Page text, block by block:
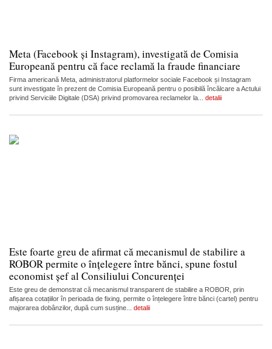
Meta (Facebook și Instagram), investigată de Comisia
Europeană pentru că face reclamă la fraude financiare
Firma americană Meta, administratorul platformelor sociale Facebook și Instagram
sunt investigate în prezent de Comisia Europeană pentru o posibilă încălcare a Actului
privind Serviciile Digitale (DSA) privind promovarea reclamelor la... detalii
Este foarte greu de afirmat că mecanismul de stabilire a
ROBOR permite o înțelegere între bănci, spune fostul
economist șef al Consiliului Concurenței
Este greu de demonstrat că mecanismul transparent de stabilire a ROBOR, prin
afișarea cotațiilor în perioada de fixing, permite o înțelegere între bănci (cartel) pentru
majorarea dobânzilor, după cum susține... detalii